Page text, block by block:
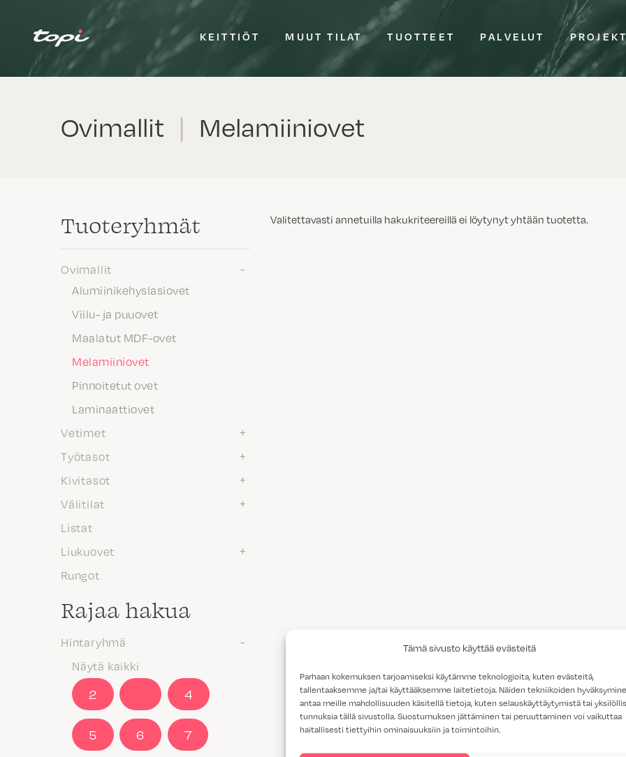
Tämä sivusto käyttää evästeitä
Parhaan kokemuksen tarjoamiseksi käytämme teknologioita, kuten evästeitä,
tallentaaksemme ja/tai käyttääksemme laitetietoja. Näiden tekniikoiden
antaa meille mahdollisuuden käsitellä tietoja, kuten selauskäyttäytymistä tai
tunnuksia tällä sivustolla. Suostumuksen jättäminen tai peruuttaminen voi vaikuttaa
haitallisesti tiettyihin ominaisuuksiin ja toimintoihin.
KEITTIÖT MUUT TILAT TUOTTEET PALVELUT
Ovimallit | Melamiiniovet
Tuote­ryhmät
Ovimallit
Alumiinikehyslasiovet
Viilu- ja puuovet
Maalatut MDF-ovet
Melamiiniovet
Pinnoitetut ovet
Laminaattiovet
Vetimet
Työtasot
Kivitasot
Välitilat
Listat
Liukuovet
Rungot
Rajaa hakua
Hintaryhmä
Näytä kaikki
2 4
5 6 7
Valitettavasti annetuilla hakukriteereillä ei löytynyt yhtään tuotetta.